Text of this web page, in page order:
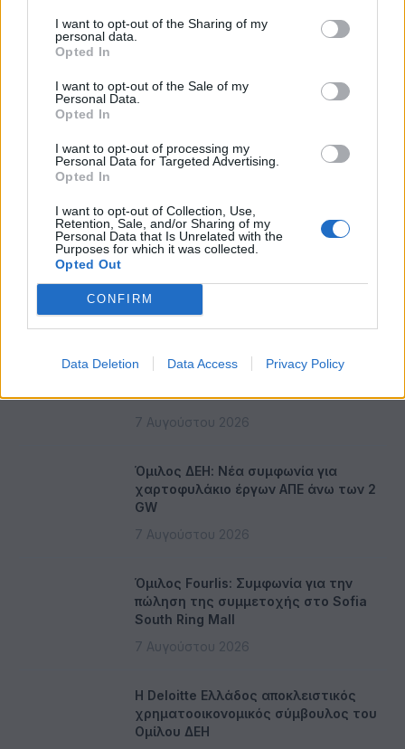
I want to opt-out of the Sharing of my
personal data.
Opted In
I want to opt-out of the Sale of my
Personal Data.
Opted In
I want to opt-out of processing my
Personal Data for Targeted Advertising.
Opted In
I want to opt-out of Collection, Use,
Retention, Sale, and/or Sharing of my
Personal Data that Is Unrelated with the
Purposes for which it was collected.
Opted Out
CONFIRM
Data Deletion Data Access Privacy Policy
ΤΕΛΕΥΤΑΊΑ ΝΈΑ
Η Τράπεζα Κρήτης, ο Κοσκωτάς και
τα 32 δισ. δραχμές που χάθηκαν στα
8 Αυγούστου 2026
7 Αυγούστου 2026
ΠΣΕ: Υψηλό τριετίας στα 27,6 δισ. €
τον Ιούνιο
7 Αυγούστου 2026
Όμιλος ΔΕΗ: Νέα συμφωνία για
χαρτοφυλάκιο έργων ΑΠΕ άνω των 2
GW
7 Αυγούστου 2026
Όμιλος Fourlis: Συμφωνία για την
πώληση της συμμετοχής στο Sofia
South Ring Mall
7 Αυγούστου 2026
Η Deloitte Ελλάδος αποκλειστικός
χρηματοοικονομικός σύμβουλος του
Ομίλου ΔΕΗ